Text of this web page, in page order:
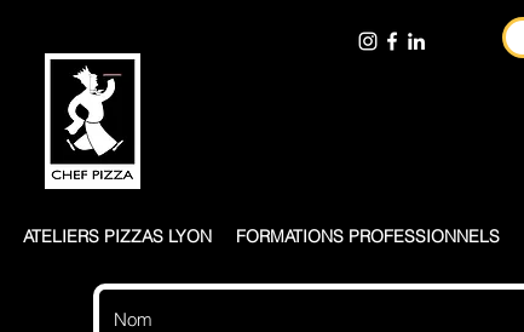
ATELIERS PIZZAS LYON FORMATIONS PROFESSIONNELS